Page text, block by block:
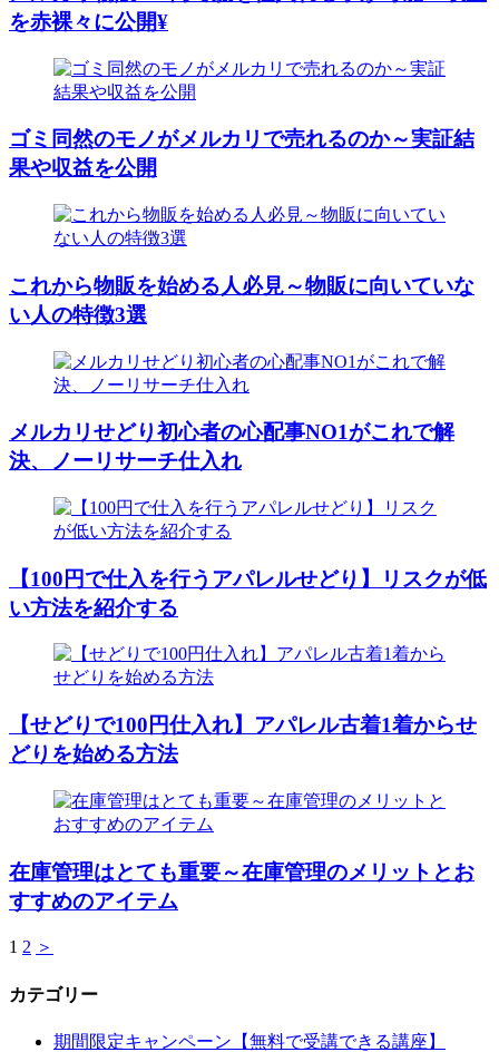
を赤裸々に公開¥
ゴミ同然のモノがメルカリで売れるのか～実証結
果や収益を公開
これから物販を始める人必見～物販に向いていな
い人の特徴3選
メルカリせどり初心者の心配事NO1がこれで解
決、ノーリサーチ仕入れ
【100円で仕入を行うアパレルせどり】リスクが低
い方法を紹介する
【せどりで100円仕入れ】アパレル古着1着からせ
どりを始める方法
在庫管理はとても重要～在庫管理のメリットとお
すすめのアイテム
1 2 ＞
カテゴリー
期間限定キャンペーン【無料で受講できる講座】